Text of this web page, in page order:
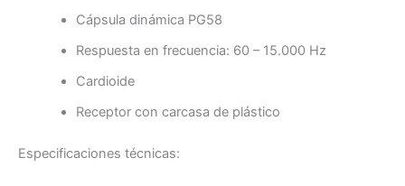
Cápsula dinámica PG58
Respuesta en frecuencia: 60 – 15.000 Hz
Cardioide
Receptor con carcasa de plástico
Especificaciones técnicas: